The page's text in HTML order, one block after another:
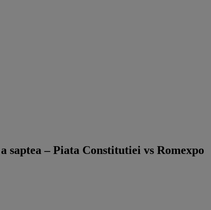
saptea – Piata Constitutiei vs Romexpo